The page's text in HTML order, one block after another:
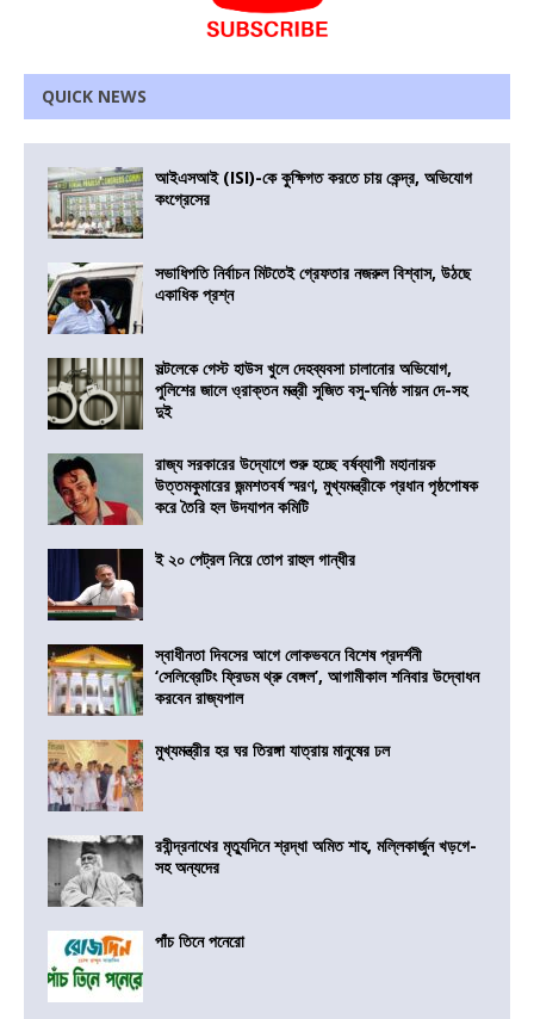
QUICK NEWS
আইএসআই (ISI)-কে কুক্ষিগত করতে চায় কেন্দ্র, অভিযোগ
কংগ্রেসের
সভাধিপতি নির্বাচন মিটতেই গ্রেফতার নজরুল বিশ্বাস, উঠছে
একাধিক প্রশ্ন
সল্টলেকে গেস্ট হাউস খুলে দেহব্যবসা চালানোর অভিযোগ,
পুলিশের জালে ও্রাক্তন মন্ত্রী সুজিত বসু-ঘনিষ্ঠ সায়ন দে-সহ
দুই
রাজ্য সরকারের উদ্যোগে শুরু হচ্ছে বর্ষব্যাপী মহানায়ক
উত্তমকুমারের জন্মশতবর্ষ স্মরণ, মুখ্যমন্ত্রীকে প্রধান পৃষ্ঠপোষক
করে তৈরি হল উদযাপন কমিটি
ই ২০ পেট্রল নিয়ে তোপ রাহুল গান্ধীর
স্বাধীনতা দিবসের আগে লোকভবনে বিশেষ প্রদর্শনী
‘সেলিব্রেটিং ফ্রিডম থ্রু বেঙ্গল’, আগামীকাল শনিবার উদ্বোধন
করবেন রাজ্যপাল
মুখ্যমন্ত্রীর হর ঘর তিরঙ্গা যাত্রায় মানুষের ঢল
রবীন্দ্রনাথের মৃত্যুদিনে শ্রদ্ধা অমিত শাহ, মল্লিকার্জুন খড়গে-
সহ অন্যদের
পাঁচ তিনে পনেরো